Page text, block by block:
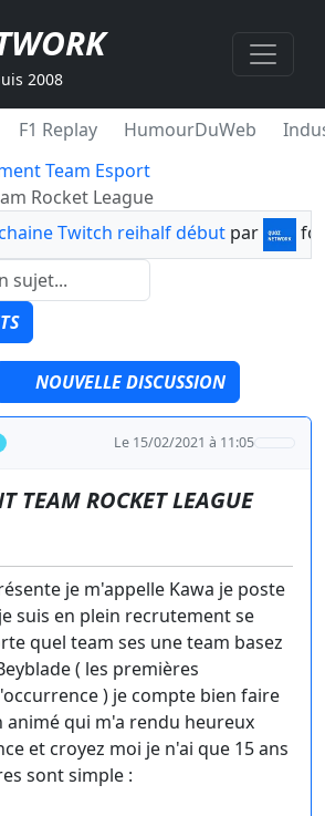
2008
F1 Replay HumourDuWeb
Team Esport
Rocket League
Twitch reihalf début par
NOUVELLE DISCUSSION
Le 15/02/2021 à 11:05
TEAM ROCKET LEAGUE
je m'appelle Kawa je poste
suis en plein recrutement se
quel team ses une team basez
( les premières
) je compte bien faire
animé qui m'a rendu heureux
et croyez moi je n'ai que 15 ans
sont simple :